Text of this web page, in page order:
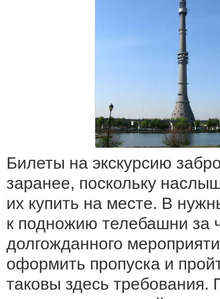
Билеты на экскурсию
заранее, поскольку
их купить на месте. В
к подножию телебашни за
долгожданного
оформить пропуска и
таковы здесь требования.